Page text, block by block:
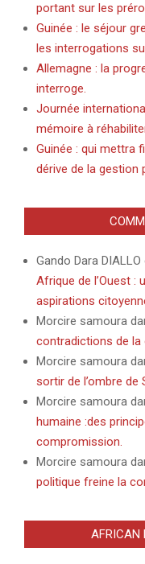
portant sur les
Guinée : le séjour
les interrogations
Allemagne : la
interroge.
Journée
mémoire à
Guinée : qui mettra
dérive de la gestion
Gando Dara DIALLO
Afrique de l’Ouest :
aspirations
Morcire samoura
contradictions de la
Morcire samoura
sortir de l’ombre de
Morcire samoura
humaine :des
compromission.
Morcire samoura
politique freine la
AFRICAN